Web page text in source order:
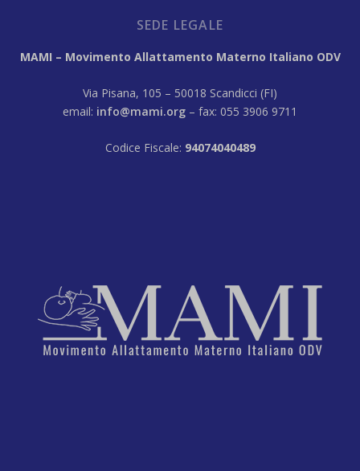
SEDE LEGALE
MAMI – Movimento Allattamento Materno Italiano ODV
Via Pisana, 105 – 50018 Scandicci (FI)
email: info@mami.org – fax: 055 3906 9711
Codice Fiscale: 94074040489